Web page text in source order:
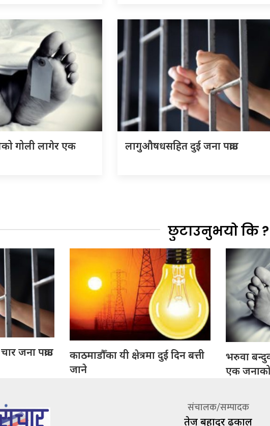
गोली लागेर एक
लागुऔषधसहित दुई जना पक्राउ
छुटाउनुभयो कि ?
जना पक्राउ
काठमाडौँका यी क्षेत्रमा दुई दिन बत्ती
जाने
भरुवा
एक
संचालक/सम्पादक
तेज बहादूर ढकाल